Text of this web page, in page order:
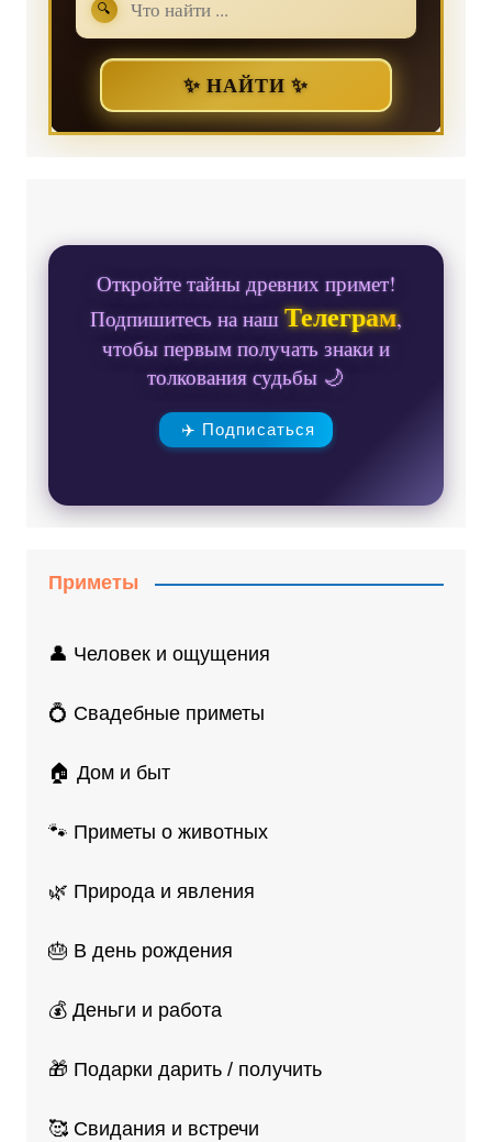
🔍
✨ НАЙТИ ✨
Откройте тайны древних примет!
Подпишитесь на нашТелеграм,
чтобы первым получать знаки и
толкования судьбы 🌙
✈️ Подписаться
Приметы
👤 Человек и ощущения
💍 Свадебные приметы
🏠 Дом и быт
🐾 Приметы о животных
🌿 Природа и явления
🎂 В день рождения
💰 Деньги и работа
🎁 Подарки дарить / получить
🥰 Свидания и встречи